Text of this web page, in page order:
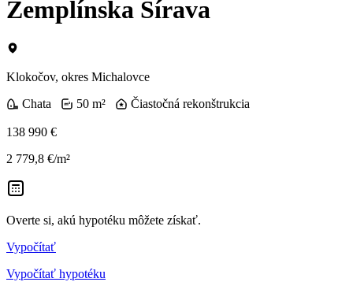
Zemplínska Šírava
Klokočov, okres Michalovce
Chata
50 m² Čiastočná rekonštrukcia
138 990 €
2 779,8 €/m²
Overte si, akú hypotéku môžete získať.
Vypočítať
Vypočítať hypotéku